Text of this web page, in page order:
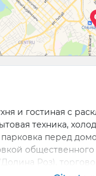
и гостиная с
техника,
перед
Роз),